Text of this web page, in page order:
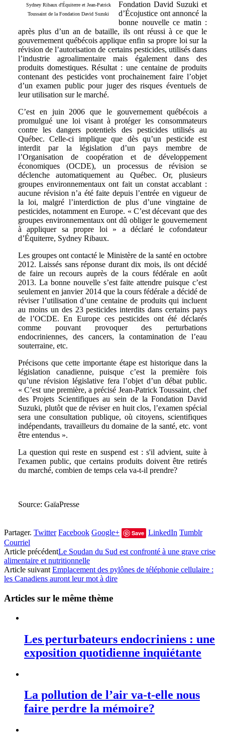
Sydney Ribaux d'Équiterre et Jean-Patrick
Toussaint de la Fondation David Suzuki
Fondation David Suzuki et
d’Écojustice ont annoncé la
bonne nouvelle ce matin :
après plus d’un an de bataille, ils ont réussi à ce que le
gouvernement québécois applique enfin sa propre loi sur la
révision de l’autorisation de certains pesticides, utilisés dans
l’industrie agroalimentaire mais également dans des
produits domestiques. Résultat : une centaine de produits
contenant des pesticides vont prochainement faire l’objet
d’un examen public pour juger des risques éventuels de
leur utilisation sur le marché.
C’est en juin 2006 que le gouvernement québécois a
promulgué une loi visant à protéger les consommateurs
contre les dangers potentiels des pesticides utilisés au
Québec. Celle-ci implique que dès qu’un pesticide est
interdit par la législation d’un pays membre de
l’Organisation de coopération et de développement
économiques (OCDE), un processus de révision se
déclenche automatiquement au Québec. Or, plusieurs
groupes environnementaux ont fait un constat accablant :
aucune révision n’a été faite depuis l’entrée en vigueur de
la loi, malgré l’interdiction de plus d’une vingtaine de
pesticides, notamment en Europe. « C’est décevant que des
groupes environnementaux ont dû obliger le gouvernement
à appliquer sa propre loi » a déclaré le cofondateur
d’Équiterre, Sydney Ribaux.
Les groupes ont contacté le Ministère de la santé en octobre
2012. Laissés sans réponse durant dix mois, ils ont décidé
de faire un recours auprès de la cours fédérale en août
2013. La bonne nouvelle s’est faite attendre puisque c’est
seulement en janvier 2014 que la cours fédérale a décidé de
réviser l’utilisation d’une centaine de produits qui incluent
au moins un des 23 pesticides interdits dans certains pays
de l’OCDE. En Europe ces pesticides ont été déclarés
comme pouvant provoquer des perturbations
endocriniennes, des cancers, la contamination de l’eau
souterraine, etc.
Précisons que cette importante étape est historique dans la
législation canadienne, puisque c’est la première fois
qu’une révision législative fera l’objet d’un débat public.
« C’est une première, a précisé Jean-Patrick Toussaint, chef
des Projets Scientifiques au sein de la Fondation David
Suzuki, plutôt que de réviser en huit clos, l’examen spécial
sera une consultation publique, où citoyens, scientifiques
indépendants, travailleurs du domaine de la santé, etc. vont
être entendus ».
La question qui reste en suspend est : s'il advient, suite à
l'examen public, que certains produits doivent être retirés
du marché, combien de temps cela va-t-il prendre?
Source: GaïaPresse
Partager. Twitter Facebook Google+ Save LinkedIn Tumblr
Courriel
Article précédentLe Soudan du Sud est confronté à une grave crise
alimentaire et nutritionnelle
Article suivant Emplacement des pylônes de téléphonie cellulaire :
les Canadiens auront leur mot à dire
Articles sur le même thème
Les perturbateurs endocriniens : une
exposition quotidienne inquiétante
La pollution de l’air va-t-elle nous
faire perdre la mémoire?